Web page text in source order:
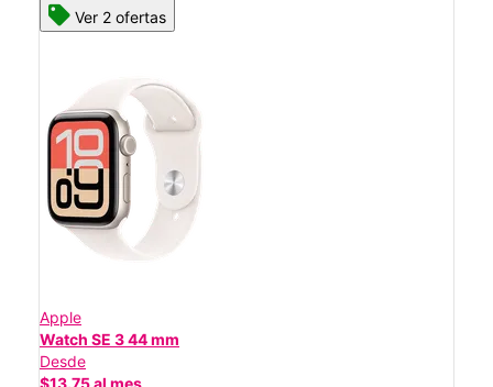
Ver 2 ofertas
Apple
Watch SE 3 44 mm
Desde
$13.75 al mes